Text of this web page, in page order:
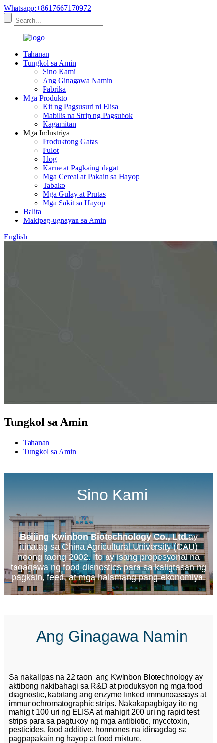
Whatsapp:+8617667170972
Tahanan
Tungkol sa Amin
Sino Kami
Ang Ginagawa Namin
Pabrika
Mga Produkto
Kit ng Pagsusuri ni Elisa
Mabilis na Strip ng Pagsubok
Kagamitan
Mga Industriya
Produktong Gatas
Pulot
Itlog
Karne at Pagkaing-dagat
Mga Cereal at Pakain sa Hayop
Tabako
Mga Gulay at Prutas
Mga Sakit sa Hayop
Balita
Makipag-ugnayan sa Amin
English
Tungkol sa Amin
Tahanan
Tungkol sa Amin
Sino Kami
Beijing Kwinbon Biotechnology Co., Ltd.ay
itinatag sa China Agricultural University (CAU)
noong taong 2002. Ito ay isang propesyonal na
tagagawa ng food dianostics para sa kaligtasan ng
pagkain, feed, at mga halamang pang-ekonomiya.
Ang Ginagawa Namin
Sa nakalipas na 22 taon, ang Kwinbon Biotechnology ay
aktibong nakibahagi sa R&D at produksyon ng mga food
diagnostic, kabilang ang enzyme linked immunoassays at
immunochromatographic strips. Nakakapagbigay ito ng
mahigit 100 uri ng ELISA at mahigit 200 uri ng rapid test
strips para sa pagtukoy ng mga antibiotic, mycotoxin,
pesticides, food additive, hormones na idinagdag sa
pagpapakain ng hayop at food mixture.